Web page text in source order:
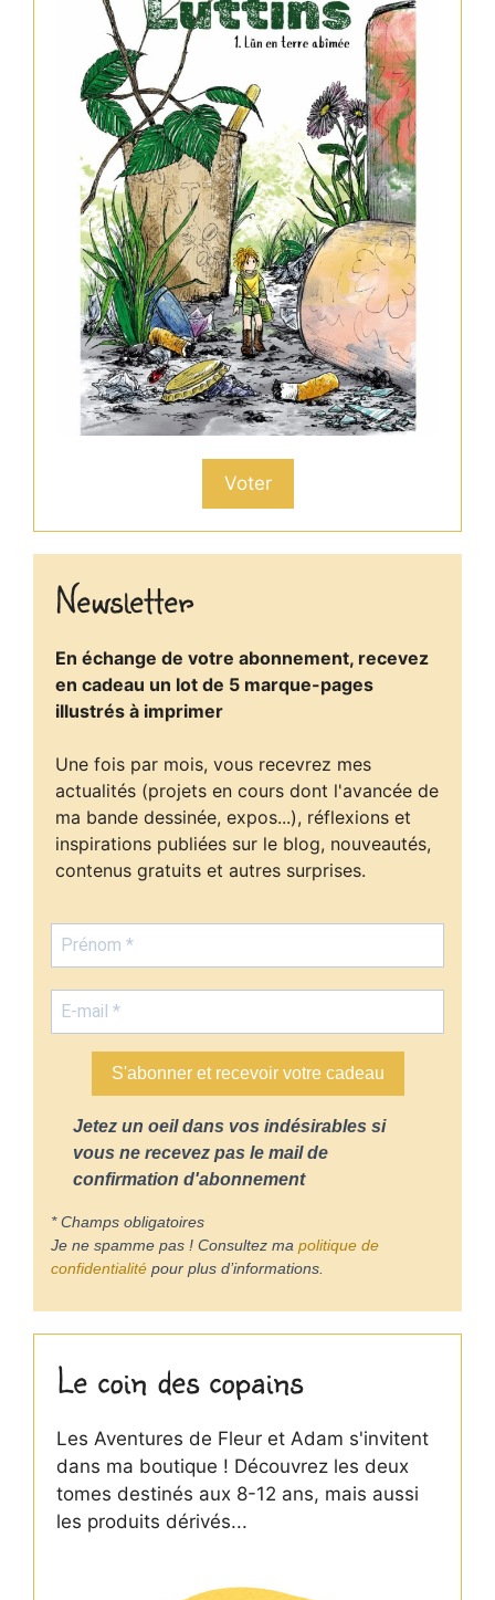
Voter
Newsletter
En échange de votre abonnement, recevez
en cadeau un lot de 5 marque-pages
illustrés à imprimer
Une fois par mois, vous recevrez mes
actualités (projets en cours dont l'avancée de
ma bande dessinée, expos...), réflexions et
inspirations publiées sur le blog, nouveautés,
contenus gratuits et autres surprises.
S'abonner et recevoir votre cadeau
Jetez un oeil dans vos indésirables si
vous ne recevez pas le mail de
confirmation d'abonnement
* Champs obligatoires
Je ne spamme pas ! Consultez ma politique de
confidentialité pour plus d’informations.
Le coin des copains
Les Aventures de Fleur et Adam s'invitent
dans ma boutique ! Découvrez les deux
tomes destinés aux 8-12 ans, mais aussi
les produits dérivés...